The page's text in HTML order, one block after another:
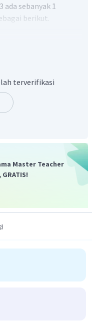
ada sebanyak 1
berikut.
terverifikasi
Master Teacher
)